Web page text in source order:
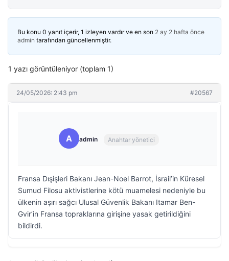
Bu konu 0 yanıt içerir, 1 izleyen vardır ve en son 2 ay 2 hafta önce
admin tarafından güncellenmiştir.
1 yazı görüntüleniyor (toplam 1)
24/05/2026: 2:43 pm #20567
A admin Anahtar yönetici
Fransa Dışişleri Bakanı Jean-Noel Barrot, İsrail’in Küresel
Sumud Filosu aktivistlerine kötü muamelesi nedeniyle bu
ülkenin aşırı sağcı Ulusal Güvenlik Bakanı Itamar Ben-
Gvir’in Fransa topraklarına girişine yasak getirildiğini
bildirdi.